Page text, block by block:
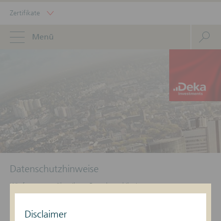
Disclaimer
Zertifikate
Menü
Datenschutzhinweise
Wir freuen uns über Ihren Besuch und Ihr Interesse an unseren
Produkten. Auf den Schutz Ihrer persönlichen Daten sowie die